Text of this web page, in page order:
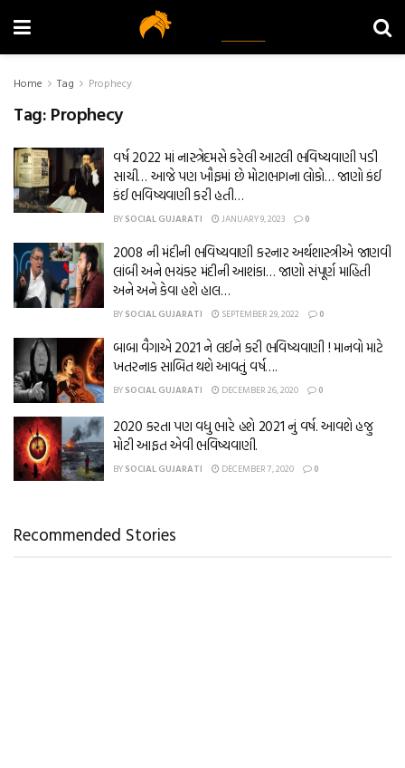
Home Tag Prophecy
Tag: Prophecy
વર્ષ 2022 માં નાસ્ત્રેદમસે કરેલી આટલી ભવિષ્યવાણી પડી
સાચી… આજે પણ ખૌફમાં છે મોટાભાગના લોકો… જાણો કંઈ
કંઈ ભવિષ્યવાણી કરી હતી…
BY SOCIAL GUJARATI JANUARY 9, 2023 0
2008 ની મંદીની ભવિષ્યવાણી કરનાર અર્થશાસ્ત્રીએ જાણવી
લાંબી અને ભયંકર મંદીની આશંકા… જાણો સંપૂર્ણ માહિતી
અને અને કેવા હશે હાલ…
BY SOCIAL GUJARATI SEPTEMBER 29, 2022 0
બાબા વૈગાએ 2021 ને લઈને કરી ભવિષ્યવાણી ! માનવો માટે
ખતરનાક સાબિત થશે આવતું વર્ષ….
BY SOCIAL GUJARATI DECEMBER 26, 2020 0
2020 કરતા પણ વધુ ભારે હશે 2021 નું વર્ષ. આવશે હજુ
મોટી આફત એવી ભવિષ્યવાણી.
BY SOCIAL GUJARATI DECEMBER 7, 2020 0
Recommended Stories